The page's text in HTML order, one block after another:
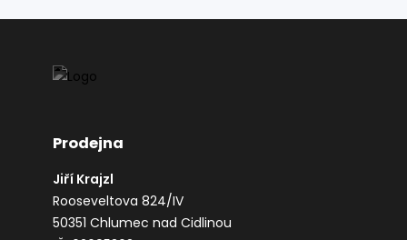
Prodejna
Jiří Krajzl
Rooseveltova 824/IV
50351 Chlumec nad Cidlinou